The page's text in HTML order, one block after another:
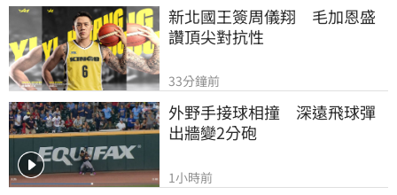
新北國王簽周儀翔　毛加恩盛
讚頂尖對抗性
33分鐘前
外野手接球相撞　深遠飛球彈
出牆變2分砲
1小時前